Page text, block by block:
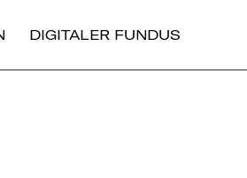
DIGITALER FUNDUS